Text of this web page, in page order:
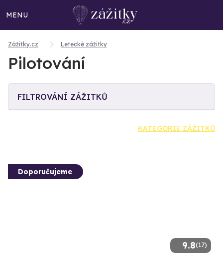
MENU
Zážitky.cz Letecké zážitky
Pilotování
FILTROVÁNÍ ZÁŽITKŮ
KATEGORIE ZÁŽITKŮ
9.8(17)
Doporučujeme